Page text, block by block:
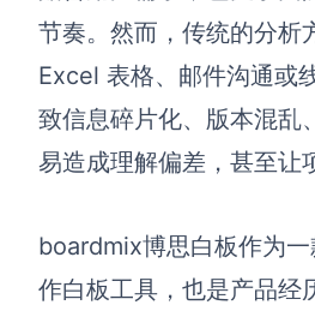
AI生成PPT，支持在线编辑
资源与下载
向团队介绍
节奏。然而，传统的分
Excel 表格、邮件沟通
致信息碎片化、版本混乱
易造成理解偏差，甚至让
boardmix博思白板作为
作白板工具，也是产品经